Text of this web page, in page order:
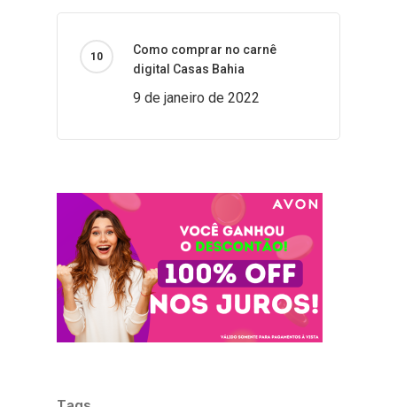
Como comprar no carnê
digital Casas Bahia
9 de janeiro de 2022